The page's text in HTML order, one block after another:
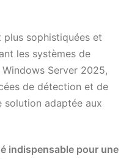
plus sophistiquées et
les systèmes de
Server 2025,
de détection et de
solution adaptée aux
indispensable pour une